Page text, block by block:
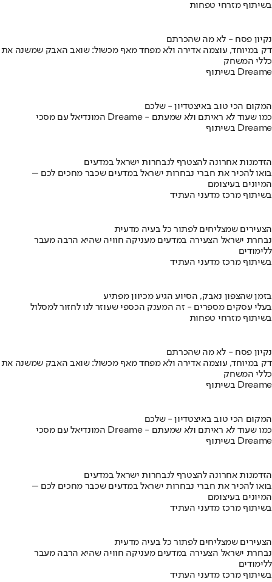
בשיתוף מזרחי טפחות
נקיון פסח - לא מה שהכרתם
דק במיוחד, עוצמה אדירה ולא מפחד מאף מכשול: שואב האבק שמשנה את
כללי המשחק
בשיתוף Dreame
המקום הכי טוב באיצטדיון - שלכם
המונדיאל עם מסכי Dreame - כמו שעוד לא ראיתם ולא שמעתם
בשיתוף Dreame
הזדמנות אחרונה להצטרף לנבחרות ישראל במדעים
בואו להכיר את חברי נבחרות ישראל במדעים שכבר מחכים לכם –
המיונים בעיצומם
בשיתוף מרכז מדעני העתיד
הצעירים שמצליחים לפתור כל בעיה מדעית
נבחרת ישראל הצעירה במדעים מעניקה חוויה שהיא הרבה מעבר
ללימודים
בשיתוף מרכז מדעני העתיד
בזמן שהצפון נאבק, הסיוע הגיע מכיוון מפתיע
בעלי עסקים מספרים - זה המענק הכספי שעוזר לנו לחזור למסלול
בשיתוף מזרחי טפחות
נקיון פסח - לא מה שהכרתם
דק במיוחד, עוצמה אדירה ולא מפחד מאף מכשול: שואב האבק שמשנה את
כללי המשחק
בשיתוף Dreame
המקום הכי טוב באיצטדיון - שלכם
המונדיאל עם מסכי Dreame - כמו שעוד לא ראיתם ולא שמעתם
בשיתוף Dreame
הזדמנות אחרונה להצטרף לנבחרות ישראל במדעים
בואו להכיר את חברי נבחרות ישראל במדעים שכבר מחכים לכם –
המיונים בעיצומם
בשיתוף מרכז מדעני העתיד
הצעירים שמצליחים לפתור כל בעיה מדעית
נבחרת ישראל הצעירה במדעים מעניקה חוויה שהיא הרבה מעבר
ללימודים
בשיתוף מרכז מדעני העתיד